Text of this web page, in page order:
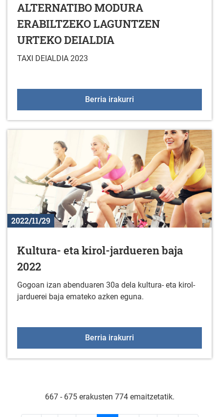
ALTERNATIBO MODURA
ERABILTZEKO LAGUNTZEN
URTEKO DEIALDIA
TAXI DEIALDIA 2023
Berria irakurri
2022/11/29
Kultura- eta kirol-jardueren baja
2022
Gogoan izan abenduaren 30a dela kultura- eta kirol-
jarduerei baja emateko azken eguna.
Berria irakurri
667 - 675 erakusten 774 emaitzetatik.